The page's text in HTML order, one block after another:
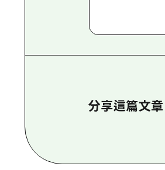
分享這篇文章